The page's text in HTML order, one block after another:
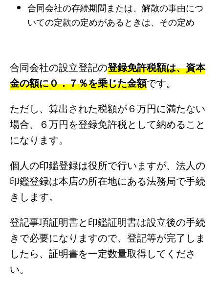
合同会社の存続期間または、解散の事由につ
いての定款の定めがあるときは、その定め
合同会社の設立登記の登録免許税額は、資本
金の額に０．７％を乗じた金額です。
ただし、算出された税額が６万円に満たない
場合、６万円を登録免許税として納めること
になります。
個人の印鑑登録は役所で行いますが、法人の
印鑑登録は本店の所在地にある法務局で手続
きします。
登記事項証明書と印鑑証明書は設立後の手続
きで必要になりますので、登記等が完了しま
したら、証明書を一定数量取得してくださ
い。